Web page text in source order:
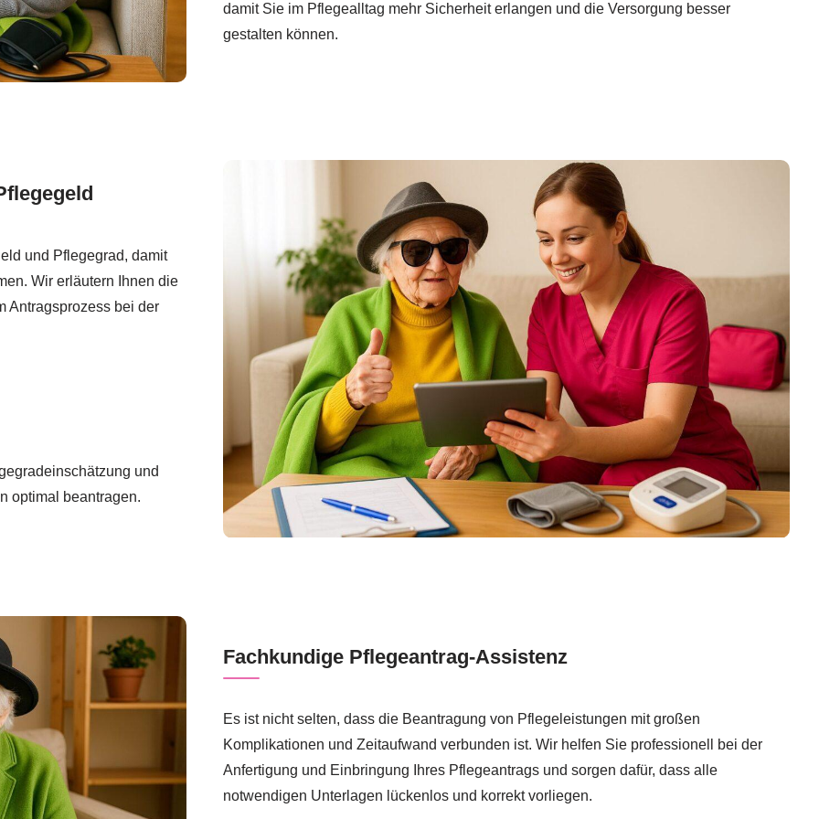
damit Sie im Pflegealltag mehr Sicherheit erlangen und die Versorgung besser
gestalten können.
und Pflegegrad, damit
Wir erläutern Ihnen die
Antragsprozess bei der
und
optimal beantragen.
Fachkundige Pflegeantrag-Assistenz
Es ist nicht selten, dass die Beantragung von Pflegeleistungen mit großen
Komplikationen und Zeitaufwand verbunden ist. Wir helfen Sie professionell bei der
Anfertigung und Einbringung Ihres Pflegeantrags und sorgen dafür, dass alle
notwendigen Unterlagen lückenlos und korrekt vorliegen.